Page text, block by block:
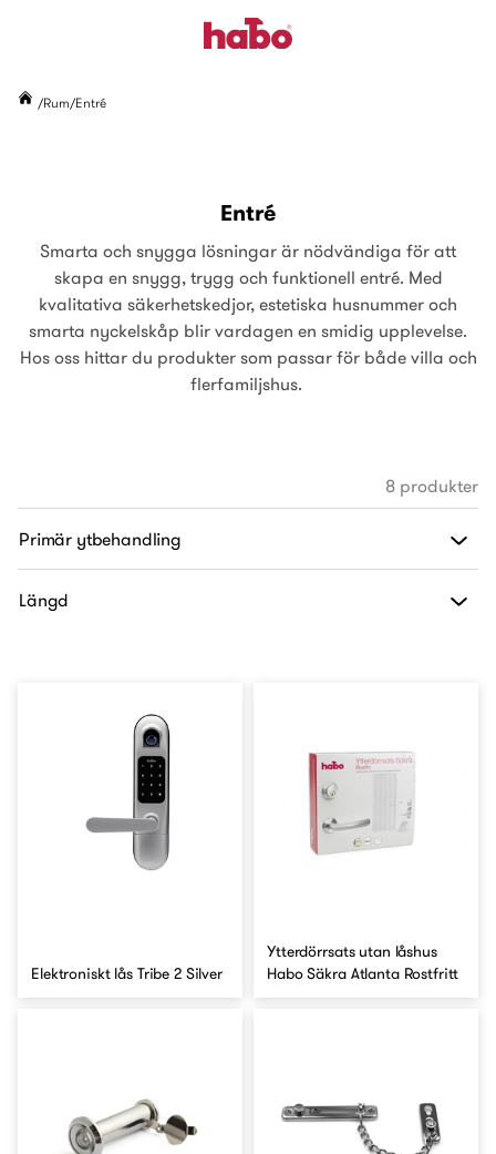
Rum Entré
Entré
Smarta och snygga lösningar är nödvändiga för att
skapa en snygg, trygg och funktionell entré. Med
kvalitativa säkerhetskedjor, estetiska husnummer och
smarta nyckelskåp blir vardagen en smidig upplevelse.
Hos oss hittar du produkter som passar för både villa och
flerfamiljshus.
8 produkter
Primär ytbehandling
Längd
Elektroniskt lås Tribe 2 Silver
Ytterdörrsats utan låshus
Habo Säkra Atlanta Rostfritt